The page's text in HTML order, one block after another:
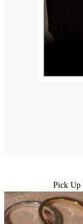
Pick